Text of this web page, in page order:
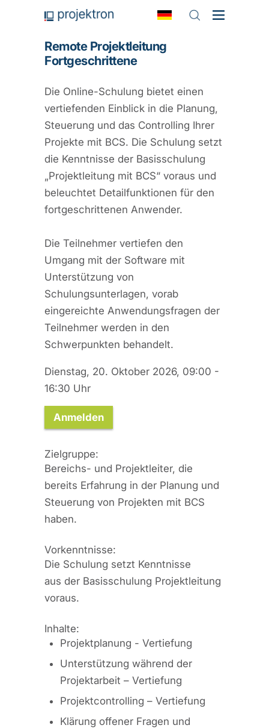
Remote Projektleitung
Fortgeschrittene
Die Online-Schulung bietet einen
vertiefenden Einblick in die Planung,
Steuerung und das Controlling Ihrer
Projekte mit BCS. Die Schulung setzt
die Kenntnisse der Basisschulung
„Projektleitung mit BCS“ voraus und
beleuchtet Detailfunktionen für den
fortgeschrittenen Anwender.
Die Teilnehmer vertiefen den
Umgang mit der Software mit
Unterstützung von
Schulungsunterlagen, vorab
eingereichte Anwendungsfragen der
Teilnehmer werden in den
Schwerpunkten behandelt.
Dienstag, 20. Oktober 2026, 09:00 -
16:30 Uhr
Anmelden
Zielgruppe:
Bereichs- und Projektleiter, die
bereits Erfahrung in der Planung und
Steuerung von Projekten mit BCS
haben.
Vorkenntnisse:
Die Schulung setzt Kenntnisse
aus der Basisschulung Projektleitung
voraus.
Inhalte:
Projektplanung - Vertiefung
Unterstützung während der
Projektarbeit – Vertiefung
Projektcontrolling – Vertiefung
Klärung offener Fragen und